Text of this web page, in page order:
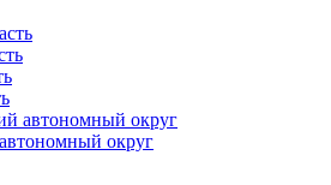
автономный округ
округ